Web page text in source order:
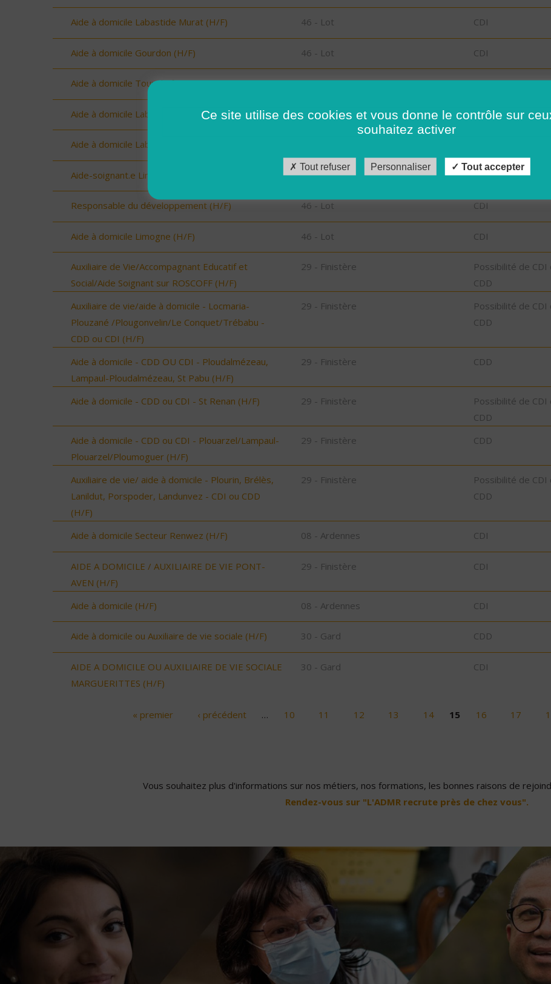
Aide à domicile Labastide Murat (H/F) 46 - Lot CDI
Aide à domicile Gourdon (H/F) 46 - Lot CDI
Aide à domicile Tour de faure (H/F) 46 - Lot CDI
Aide à domicile Labastide Murat (H/F) 46 - Lot CDI
Aide à domicile Labastide Murat (H/F)
Aide-soignant.e Limogne en Quercy (H/F) 46 - Lot CDD
Responsable du développement (H/F) 46 - Lot CDI
Aide à domicile Limogne (H/F) 46 - Lot CDI
Auxiliaire de Vie/Accompagnant Educatif et
Social/Aide Soignant sur ROSCOFF (H/F)
29 - Finistère
Possibilité de CDI
CDD
Auxiliaire de vie/aide à domicile - Locmaria-
Plouzané /Plougonvelin/Le Conquet/Trébabu -
CDD ou CDI (H/F)
29 - Finistère
Possibilité de CDI
CDD
Aide à domicile - CDD OU CDI - Ploudalmézeau,
Lampaul-Ploudalmézeau, St Pabu (H/F)
29 - Finistère CDD
Aide à domicile - CDD ou CDI - St Renan (H/F) 29 - Finistère
Possibilité de CDI
CDD
Aide à domicile - CDD ou CDI - Plouarzel/Lampaul-
Plouarzel/Ploumoguer (H/F)
29 - Finistère CDD
Auxiliaire de vie/ aide à domicile - Plourin, Brélès,
Lanildut, Porspoder, Landunvez - CDI ou CDD
(H/F)
29 - Finistère
Possibilité de CDI
CDD
Aide à domicile Secteur Renwez (H/F) 08 - Ardennes CDI
AIDE A DOMICILE / AUXILIAIRE DE VIE PONT-
AVEN (H/F)
29 - Finistère CDI
Aide à domicile (H/F) 08 - Ardennes CDI
Aide à domicile ou Auxiliaire de vie sociale (H/F) 30 - Gard CDD
AIDE A DOMICILE OU AUXILIAIRE DE VIE SOCIALE
MARGUERITTES (H/F)
30 - Gard CDI
« premier ‹ précédent … 10 11 12 13 14 15 16 17
Vous souhaitez plus d'informations sur nos métiers, nos formations, les bonnes raisons de
Rendez-vous sur "L'ADMR recrute près de chez vous".
Ce site utilise des cookies et vous donne le contrôle sur
souhaitez activer
Tout refuser Personnaliser Tout accepter